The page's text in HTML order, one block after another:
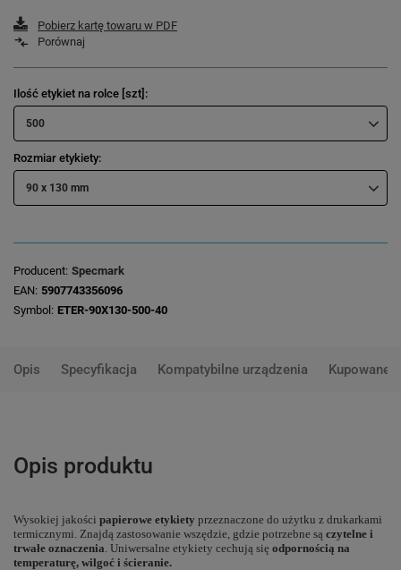
Pobierz kartę towaru w PDF
Porównaj
Ilość etykiet na rolce [szt]
500
Rozmiar etykiety
90 x 130 mm
Producent Specmark
EAN 5907743356096
Symbol ETER-90X130-500-40
Opis Specyfikacja Kompatybilne urządzenia Kupowane
Opis produktu
Wysokiej jakości papierowe etykiety przeznaczone do użytku z drukarkami
termicznymi. Znajdą zastosowanie wszędzie, gdzie potrzebne są czytelne i
trwałe oznaczenia . Uniwersalne etykiety cechują się odpornością na
temperaturę, wilgoć i ścieranie.